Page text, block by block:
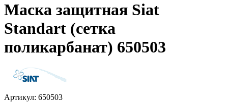
Маска защитная Siat
Standart (сетка
поликарбанат) 650503
Артикул: 650503